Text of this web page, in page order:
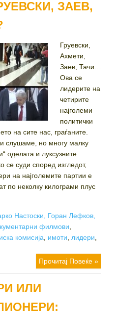
ЗАЕВ,
Груевски,
Ахмети,
Заев, Тачи…
Ова се
лидерите на
четирите
најголеми
политички
на сите нас, граѓаните.
слушаме, но многу малку
оделата и луксузните
се суди според изгледот,
на најголемите партии е
по неколку килограми плус
Настоски, Горан Лефков,
филмови
комисија имоти лидери
Прочитај Повеќе »
ИЛИ